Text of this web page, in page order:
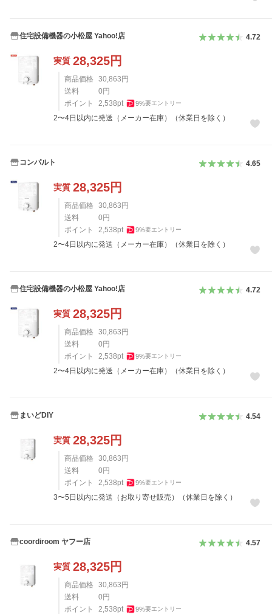
住宅設備機器の小松屋 Yahoo!店 4.72
実質 28,325円
商品価格 30,863 円
送料
0 円
ポイント
2,538pt 9%要エントリー
2〜4日以内に発送（メーカー在庫）（休業日を除く）
コンパルト 4.65
実質 28,325円
商品価格 30,863 円
送料
0 円
ポイント
2,538pt 9%要エントリー
2〜4日以内に発送（メーカー在庫）（休業日を除く）
住宅設備機器の小松屋 Yahoo!店 4.72
実質 28,325円
商品価格 30,863 円
送料
0 円
ポイント
2,538pt 9%要エントリー
2〜4日以内に発送（メーカー在庫）（休業日を除く）
まいどDIY 4.54
実質 28,325円
商品価格 30,863 円
送料
0 円
ポイント
2,538pt 9%要エントリー
3〜5日以内に発送（お取り寄せ販売）（休業日を除く）
coordiroom ヤフー店 4.57
実質 28,325円
商品価格 30,863 円
送料
0 円
ポイント
2,538pt 9%要エントリー